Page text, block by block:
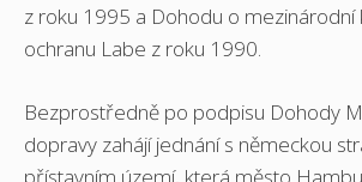
z roku 1995 a Dohodu o mezinárodní
ochranu Labe z roku 1990.
Bezprostředně po podpisu Dohody
dopravy zahájí jednání s německou